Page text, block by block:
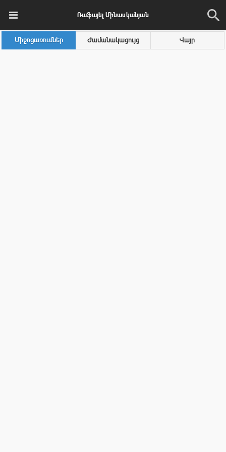
Ռաֆայել Մինասկանյան
Միջոցառումներ Ժամանակացույց Վայր